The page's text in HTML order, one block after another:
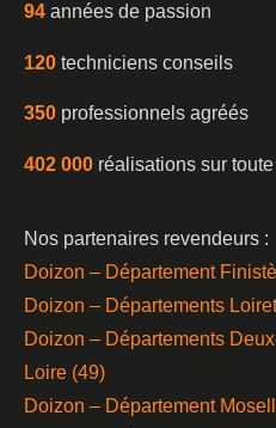
94 années de passion
120 techniciens conseils
350 professionnels agréés
402 000 réalisations sur
Nos partenaires revendeurs :
Doizon – Département
Doizon – Départements
Doizon – Départements
Loire (49)
Doizon – Département